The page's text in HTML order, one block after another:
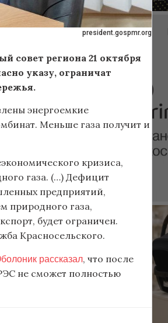
president.gospmr.org
совет региона 21 октября
указу, ограничат
энергоемкие
Меньше газа получит и
кризиса,
газа. (…) Дефицит
предприятий,
природного газа,
будет ограничен.
Красносельского.
рассказал, что после
не сможет полностью